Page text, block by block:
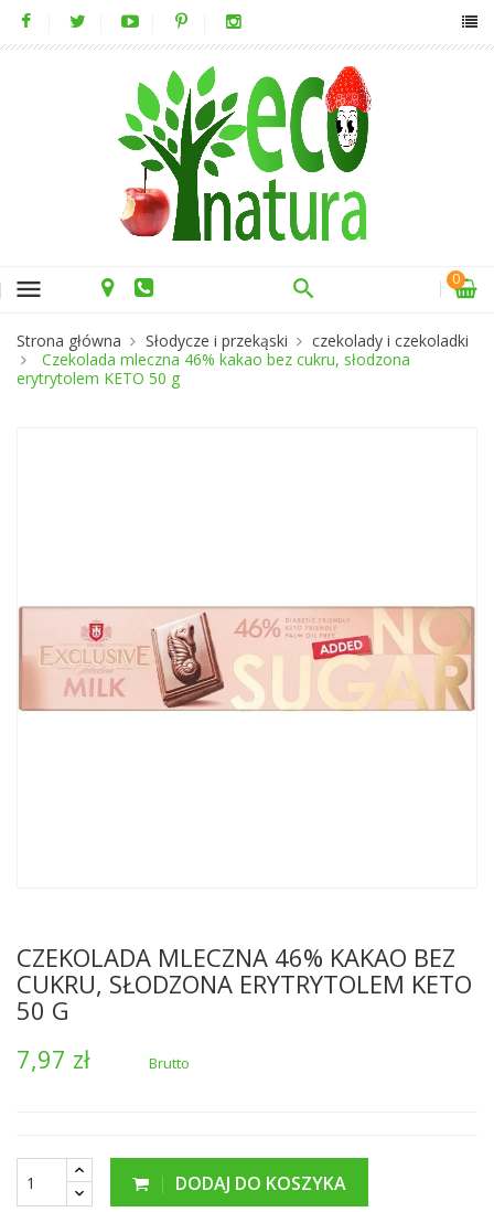
menu 0
Strona główna Słodycze i przekąski
czekolady i czekoladki
Czekolada mleczna 46% kakao bez cukru, słodzona
erytrytolem KETO 50 g
CZEKOLADA MLECZNA 46% KAKAO BEZ
CUKRU, SŁODZONA ERYTRYTOLEM KETO
50 G
7,97 zł
Brutto
DODAJ DO KOSZYKA